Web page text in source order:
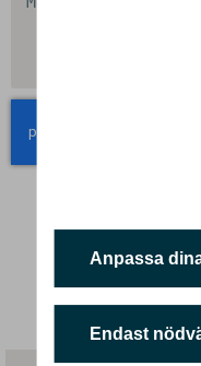
Anpassa
Endast